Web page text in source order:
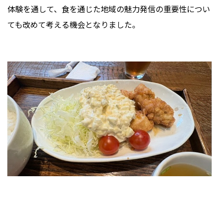
体験を通して、食を通じた地域の魅力発信の重要性につい
ても改めて考える機会となりました。